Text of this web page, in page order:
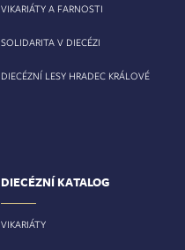
VIKARIÁTY A FARNOSTI
SOLIDARITA V DIECÉZI
DIECÉZNÍ LESY HRADEC KRÁLOVÉ
DIECÉZNÍ KATALOG
VIKARIÁTY